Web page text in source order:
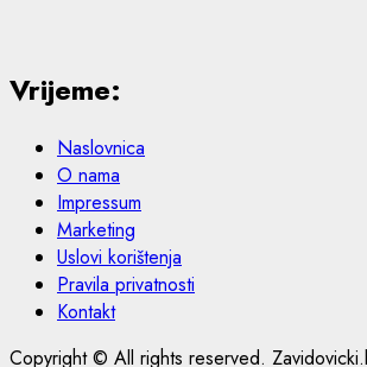
Vrijeme:
Naslovnica
O nama
Impressum
Marketing
Uslovi korištenja
Pravila privatnosti
Kontakt
Copyright © All rights reserved.